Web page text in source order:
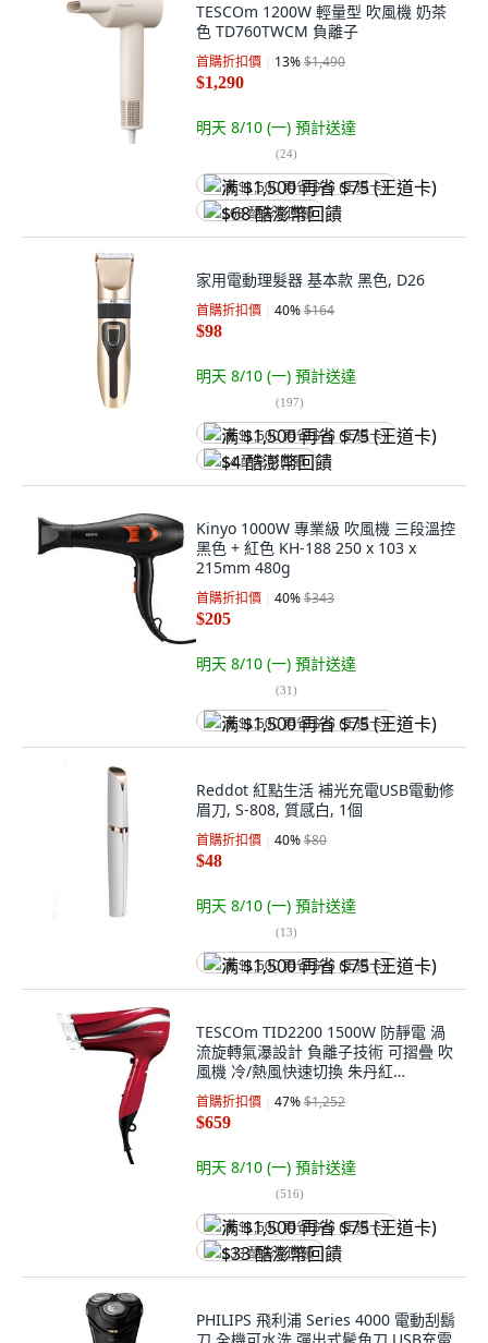
TESCOm 1200W 輕量型 吹風機 奶茶
色 TD760TWCM 負離子
首購折扣價 13%$1,490
$1,290
明天 8/10 (一) 預計送達
(24)
满 $1,500 再省 $75 (王道卡)
$68 酷澎幣回饋
家用電動理髮器 基本款 黑色, D26
首購折扣價 40%$164
$98
明天 8/10 (一) 預計送達
(197)
满 $1,500 再省 $75 (王道卡)
$4 酷澎幣回饋
Kinyo 1000W 專業級 吹風機 三段溫控
黑色 + 紅色 KH-188 250 x 103 x
215mm 480g
首購折扣價 40%$343
$205
明天 8/10 (一) 預計送達
(31)
满 $1,500 再省 $75 (王道卡)
Reddot 紅點生活 補光充電USB電動修
眉刀, S-808, 質感白, 1個
首購折扣價 40%$80
$48
明天 8/10 (一) 預計送達
(13)
满 $1,500 再省 $75 (王道卡)
TESCOm TID2200 1500W 防靜電 渦
流旋轉氣瀑設計 負離子技術 可摺疊 吹
風機 冷/熱風快速切換 朱丹紅
TID2200TW
首購折扣價 47%$1,252
$659
明天 8/10 (一) 預計送達
(516)
满 $1,500 再省 $75 (王道卡)
$33 酷澎幣回饋
PHILIPS 飛利浦 Series 4000 電動刮鬍